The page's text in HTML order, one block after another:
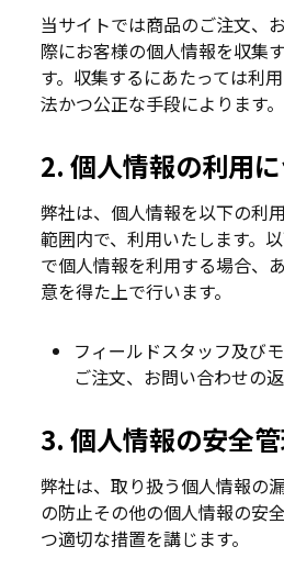
当サイトでは商品のご注文、
際にお客様の個人情報を収集
す。収集するにあたっては利
法かつ公正な手段によります。
2. 個人情報の利用
弊社は、個人情報を以下の利
範囲内で、利用いたします。
で個人情報を利用する場合、
意を得た上で行います。
フィールドスタッフ及び
ご注文、お問い合わせの
3. 個人情報の安全
弊社は、取り扱う個人情報の
の防止その他の個人情報の安
つ適切な措置を講じます。